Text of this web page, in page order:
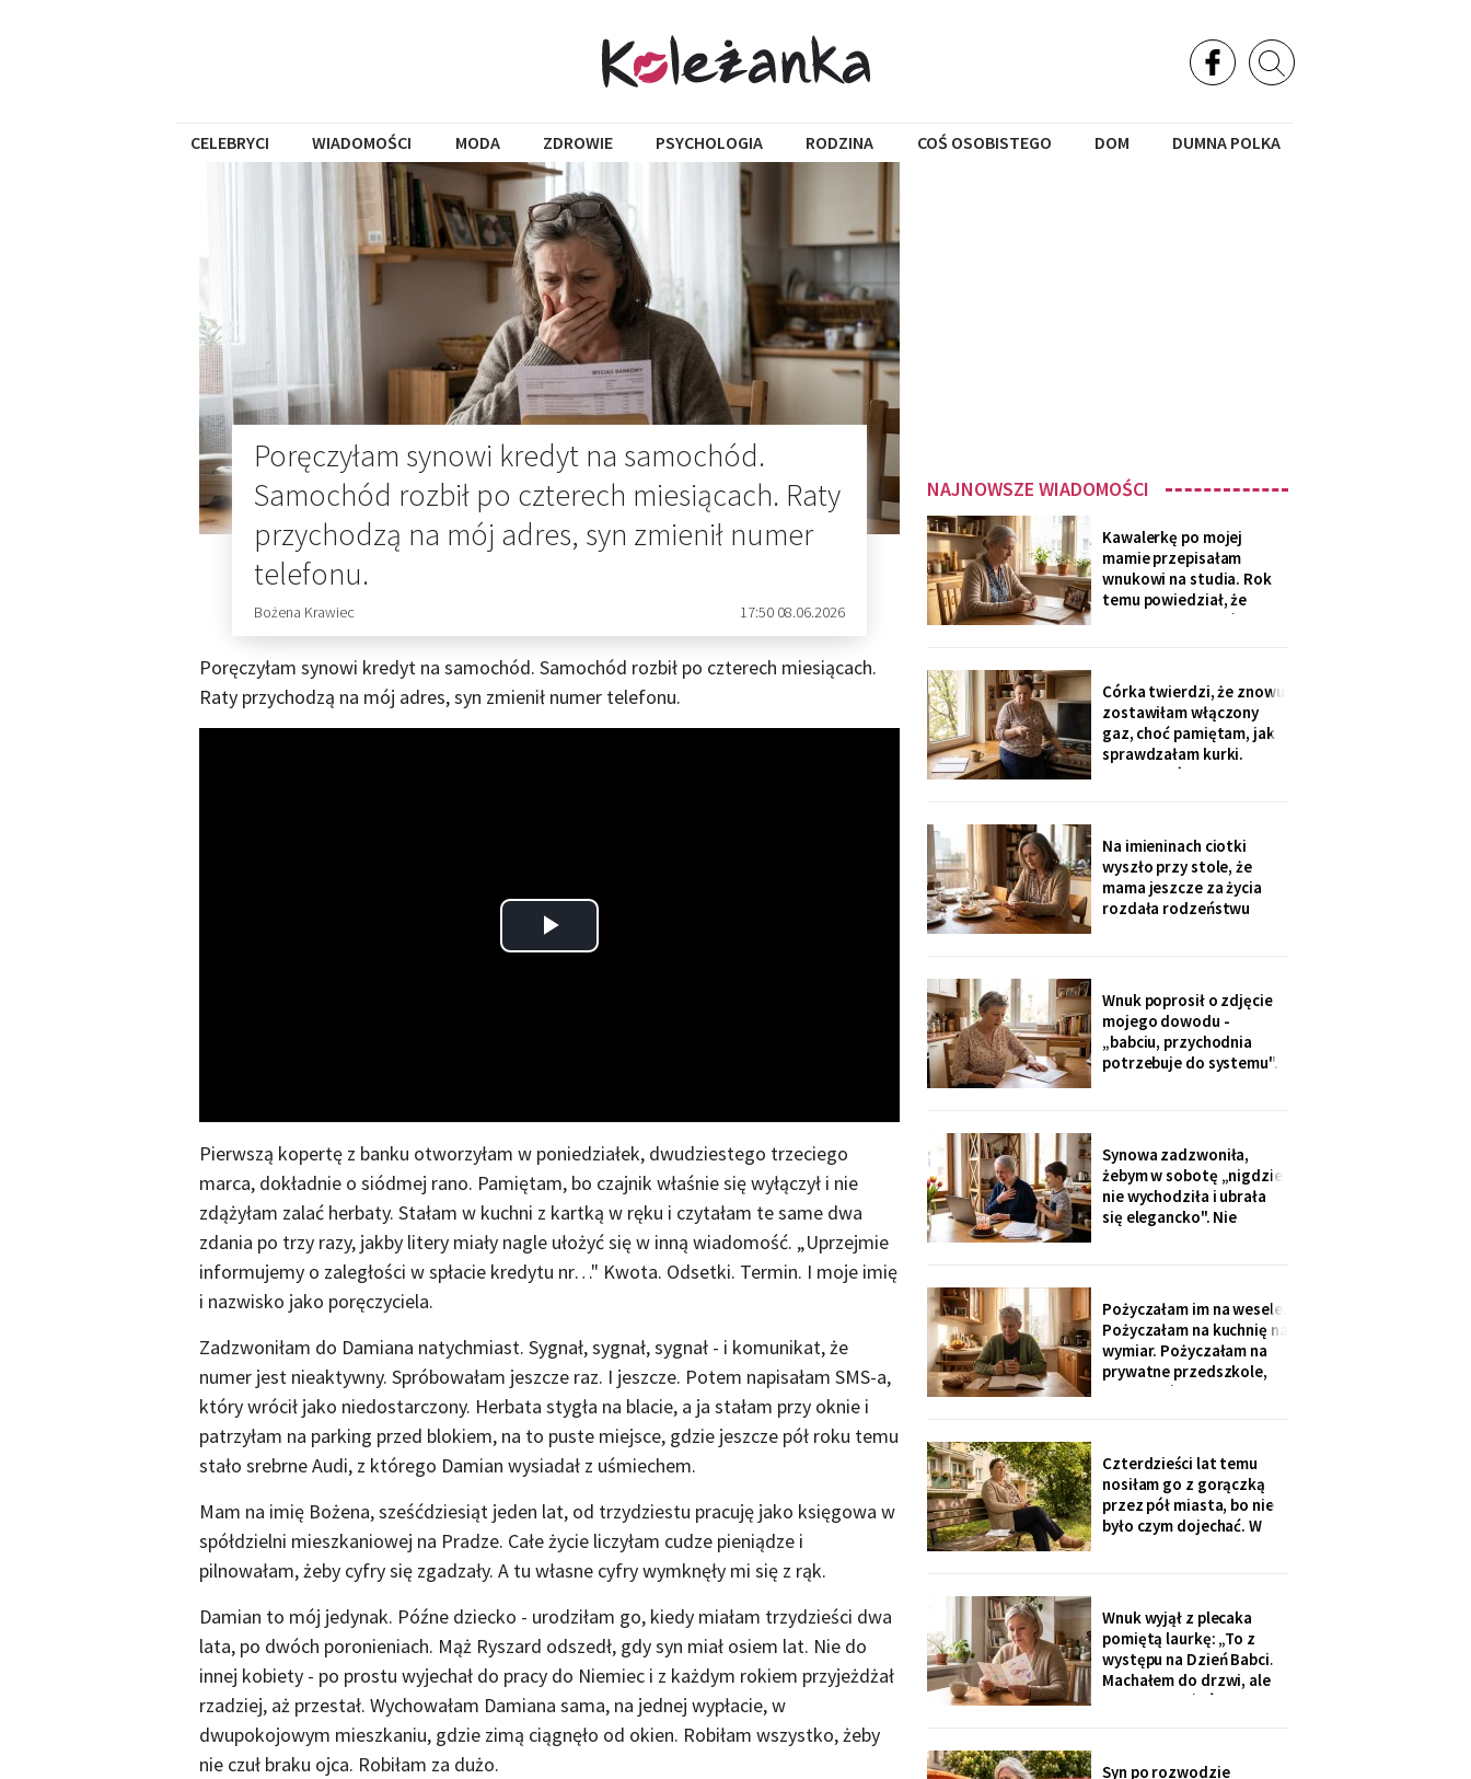
CELEBRYCI WIADOMOŚCI MODA ZDROWIE PSYCHOLOGIA RODZINA COŚ OSOBISTEGO DOM DUMNA POLKA
Poręczyłam synowi kredyt na samochód.
Samochód rozbił po czterech miesiącach. Raty
przychodzą na mój adres, syn zmienił numer
telefonu.
Bożena Krawiec 17:50 08.06.2026
Poręczyłam synowi kredyt na samochód. Samochód rozbił po czterech miesiącach.
Raty przychodzą na mój adres, syn zmienił numer telefonu.
Play
Pierwszą kopertę z banku otworzyłam w poniedziałek, dwudziestego trzeciego
marca, dokładnie o siódmej rano. Pamiętam, bo czajnik właśnie się wyłączył i nie
zdążyłam zalać herbaty. Stałam w kuchni z kartką w ręku i czytałam te same dwa
zdania po trzy razy, jakby litery miały nagle ułożyć się w inną wiadomość. „Uprzejmie
informujemy o zaległości w spłacie kredytu nr…" Kwota. Odsetki. Termin. I moje imię
i nazwisko jako poręczyciela.
Zadzwoniłam do Damiana natychmiast. Sygnał, sygnał, sygnał - i komunikat, że
numer jest nieaktywny. Spróbowałam jeszcze raz. I jeszcze. Potem napisałam SMS-a,
który wrócił jako niedostarczony. Herbata stygła na blacie, a ja stałam przy oknie i
patrzyłam na parking przed blokiem, na to puste miejsce, gdzie jeszcze pół roku temu
stało srebrne Audi, z którego Damian wysiadał z uśmiechem.
Mam na imię Bożena, sześćdziesiąt jeden lat, od trzydziestu pracuję jako księgowa w
spółdzielni mieszkaniowej na Pradze. Całe życie liczyłam cudze pieniądze i
pilnowałam, żeby cyfry się zgadzały. A tu własne cyfry wymknęły mi się z rąk.
Damian to mój jedynak. Późne dziecko - urodziłam go, kiedy miałam trzydzieści dwa
lata, po dwóch poronieniach. Mąż Ryszard odszedł, gdy syn miał osiem lat. Nie do
innej kobiety - po prostu wyjechał do pracy do Niemiec i z każdym rokiem przyjeżdżał
rzadziej, aż przestał. Wychowałam Damiana sama, na jednej wypłacie, w
dwupokojowym mieszkaniu, gdzie zimą ciągnęło od okien. Robiłam wszystko, żeby
nie czuł braku ojca. Robiłam za dużo.
NAJNOWSZE WIADOMOŚCI
Kawalerkę po mojej
mamie przepisałam
wnukowi na studia. Rok
temu powiedział, że
musiał ją sprzedać, „bo
spotkałam dawną
sąsiadkę stamtąd: „Co
weekend inni ludzie z
walizkami, klucze w
skrzynce na szyfr.
Córka twierdzi, że znowu
zostawiłam włączony
gaz, choć pamiętam, jak
sprawdzałam kurki.
Klucze, które „zgubiłam",
sąsiadka wspomniała, że
córka była u mnie we
wtorek - kiedy ja
siedziałam w przychodni.
Nigdy nie dawałam
Na imieninach ciotki
wyszło przy stole, że
mama jeszcze za życia
rozdała rodzeństwu
dostałam jej różaniec, po
pogrzebie, z szuflady.
Siostra wyjaśniła: „Ty i
tak zawsze byłaś
ustawiona."
Wnuk poprosił o zdjęcie
mojego dowodu -
„babciu, przychodnia
potrzebuje do systemu".
tysiące, na moje dane.
Wnuk płakał, że odda.
Córka na to: „tylko
nigdzie nie zgłaszaj,
chcesz mu zniszczyć
Synowa zadzwoniła,
żebym w sobotę „nigdzie
nie wychodziła i ubrała
się elegancko". Nie
domu opieki. Przyjechali
z tortem i laptopem:
bilety do Rzymu na moje
siedemdziesiąte
urodziny
Pożyczałam im na wesele.
Pożyczałam na kuchnię na
wymiar. Pożyczałam na
prywatne przedszkole,
„bo Kubuś jest wrażliwy".
poprosiłam o pożyczkę -
na okulary progresywne -
i usłyszałam, że „trzeba
było sobie
Czterdzieści lat temu
nosiłam go z gorączką
przez pół miasta, bo nie
było czym dojechać. W
prześwietlenie biodra.
„Mamo, od tego jest
teraz taksówka dla
seniorów, zamów sobie".
Zamówiłam - kierowca
Wnuk wyjął z plecaka
pomiętą laurkę: „To z
występu na Dzień Babci.
Machałem do drzwi, ale
nie przyszłaś". Żadnego
przekazuje je przez
Syn po rozwodzie